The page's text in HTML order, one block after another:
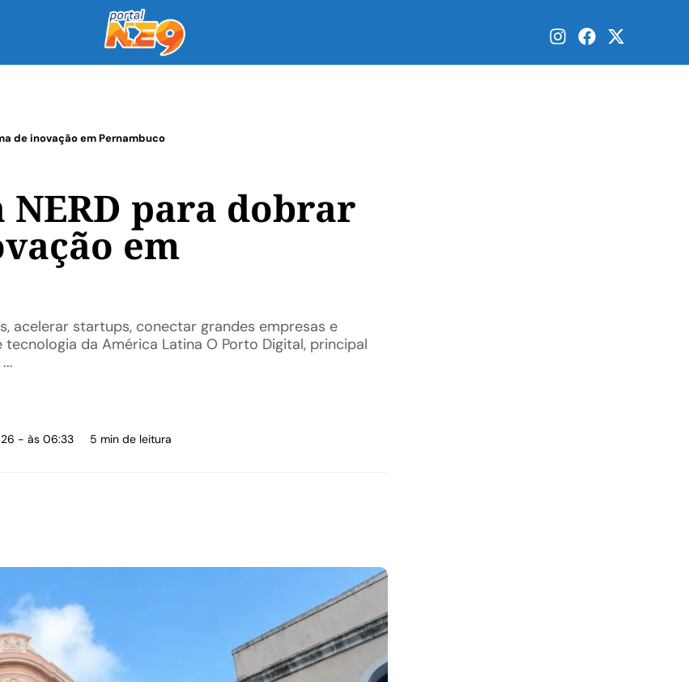
de inovação em Pernambuco
para dobrar
em
acelerar startups, conectar grandes empresas e
da América Latina O Porto Digital, principal
- às 06:33 5 min de leitura